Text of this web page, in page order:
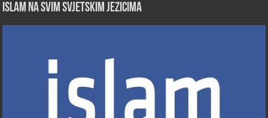
Islam na svim svjetskim jezicima